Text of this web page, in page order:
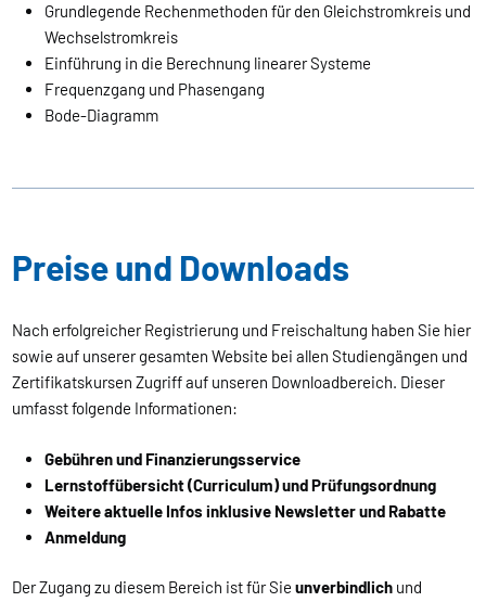
Grundlegende Rechenmethoden für den Gleichstromkreis und
Wechselstromkreis
Einführung in die Berechnung linearer Systeme
Frequenzgang und Phasengang
Bode-Diagramm
Preise und Downloads
Nach erfolgreicher Registrierung und Freischaltung haben Sie hier
sowie auf unserer gesamten Website bei allen Studiengängen und
Zertifikatskursen Zugriff auf unseren Downloadbereich. Dieser
umfasst folgende Informationen:
Gebühren und Finanzierungsservice
Lernstoffübersicht (Curriculum) und Prüfungsordnung
Weitere aktuelle Infos inklusive Newsletter und Rabatte
Anmeldung
Der Zugang zu diesem Bereich ist für Sieunverbindlich und